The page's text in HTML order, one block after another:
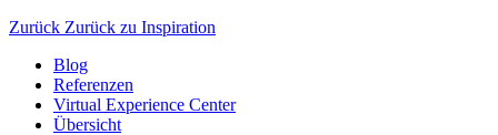
Zurück Zurück zu Inspiration
Blog
Referenzen
Virtual Experience Center
Übersicht